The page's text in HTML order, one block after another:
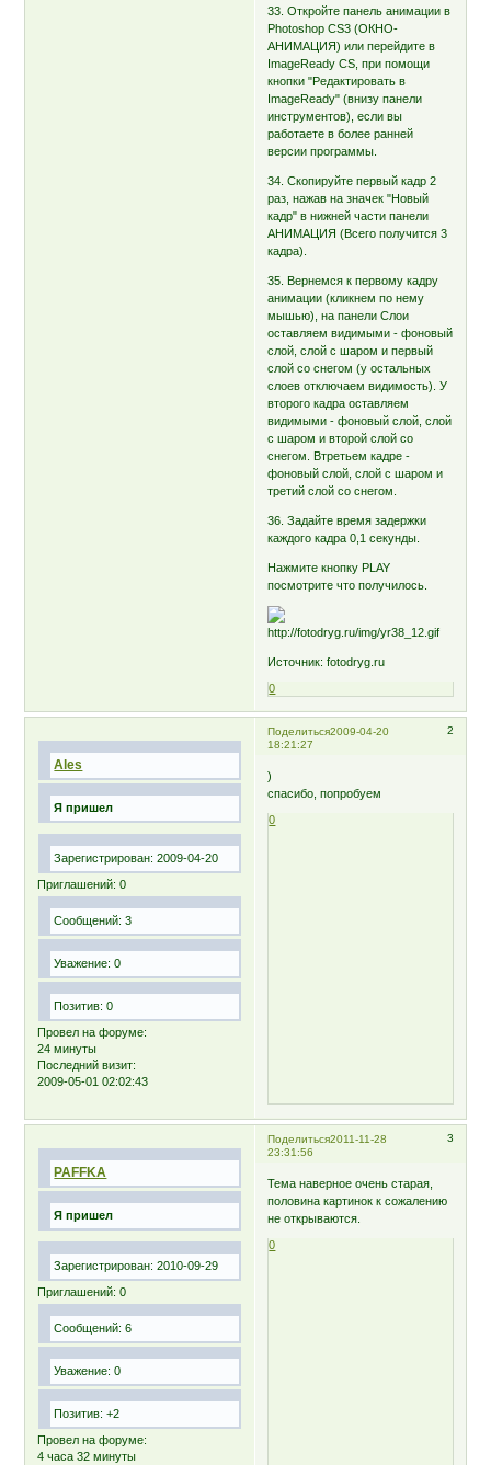
33. Откройте панель анимации в
Photoshop CS3 (ОКНО-
АНИМАЦИЯ) или перейдите в
ImageReady CS, при помощи
кнопки "Редактировать в
ImageReady" (внизу панели
инструментов), если вы
работаете в более ранней
версии программы.
34. Скопируйте первый кадр 2
раз, нажав на значек "Новый
кадр" в нижней части панели
АНИМАЦИЯ (Всего получится 3
кадра).
35. Вернемся к первому кадру
анимации (кликнем по нему
мышью), на панели Слои
оставляем видимыми - фоновый
слой, слой с шаром и первый
слой со снегом (у остальных
слоев отключаем видимость). У
второго кадра оставляем
видимыми - фоновый слой, слой
с шаром и второй слой со
снегом. Втретьем кадре -
фоновый слой, слой с шаром и
третий слой со снегом.
36. Задайте время задержки
каждого кадра 0,1 секунды.
Нажмите кнопку PLAY
посмотрите что получилось.
Источник: fotodryg.ru
0
Поделиться 2
2009-04-20
18:21:27
Ales
Я пришел
Зарегистрирован: 2009-04-20
Приглашений: 0
Сообщений: 3
Уважение: 0
Позитив: 0
Провел на форуме:
24 минуты
Последний визит:
2009-05-01 02:02:43
)
спасибо, попробуем
0
Поделиться 3
2011-11-28
23:31:56
PAFFKA
Я пришел
Зарегистрирован: 2010-09-29
Приглашений: 0
Сообщений: 6
Уважение: 0
Позитив: +2
Провел на форуме:
4 часа 32 минуты
Тема наверное очень старая,
половина картинок к сожалению
не открываются.
0